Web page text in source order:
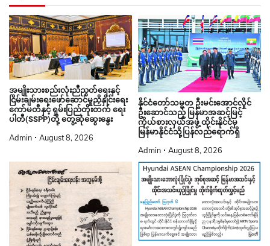
အမျိုးသားစည်းလုံးညီညွတ်ရေးနှင့်
ငြိမ်းချမ်းရေးဖော်ဆောင်မှုညှိနှိုင်းရေး
ကော်မတီနှင့် ရှမ်းပြည်တိုးတက် ရေး
ပါတီ(SSPP)တို့ တွေ့ဆုံဆွေးနွေး
Admin August 8, 2026
နိုင်ငံတော်သမ္မတ ဦးမင်းအောင်လှိုင်
ဦးဆောင်သည့် မြန်မာအဆင့်မြင့်
ကိုယ်စားလှယ်အဖွဲ့ ထိုင်းနိုင်ငံမှ
မြန်မာနိုင်ငံသို့ပြန်လည်ရောက်ရှိ
Admin August 8, 2026